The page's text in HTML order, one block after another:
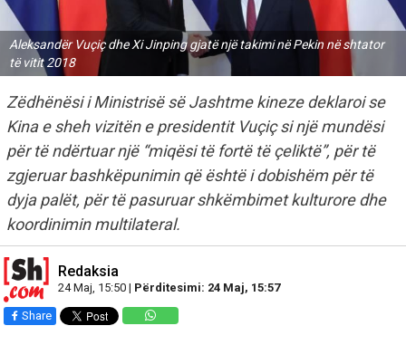
Aleksandër Vuçiç dhe Xi Jinping gjatë një takimi në Pekin në shtator
të vitit 2018
Zëdhënësi i Ministrisë së Jashtme kineze deklaroi se
Kina e sheh vizitën e presidentit Vuçiç si një mundësi
për të ndërtuar një “miqësi të fortë të çeliktë”, për të
zgjeruar bashkëpunimin që është i dobishëm për të
dyja palët, për të pasuruar shkëmbimet kulturore dhe
koordinimin multilateral.
Redaksia
24 Maj, 15:50 | Përditesimi: 24 Maj, 15:57
Share